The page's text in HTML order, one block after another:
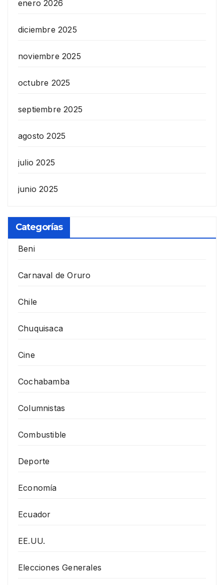
enero 2026
diciembre 2025
noviembre 2025
octubre 2025
septiembre 2025
agosto 2025
julio 2025
junio 2025
Categorías
Beni
Carnaval de Oruro
Chile
Chuquisaca
Cine
Cochabamba
Columnistas
Combustible
Deporte
Economía
Ecuador
EE.UU.
Elecciones Generales